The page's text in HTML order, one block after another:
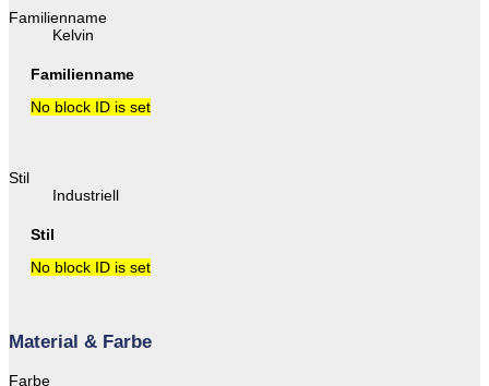
Familienname
Kelvin
Familienname
No block ID is set
Stil
Industriell
Stil
No block ID is set
Material & Farbe
Farbe